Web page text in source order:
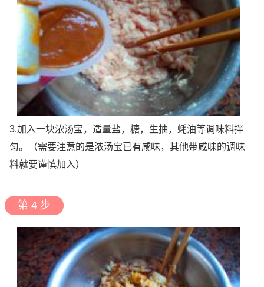
3.加入一块浓汤宝，适量盐，糖，生抽，蚝油等调味料拌
匀。（需要注意的是浓汤宝已有咸味，其他带咸味的调味
料就要谨慎加入）
第 4 步